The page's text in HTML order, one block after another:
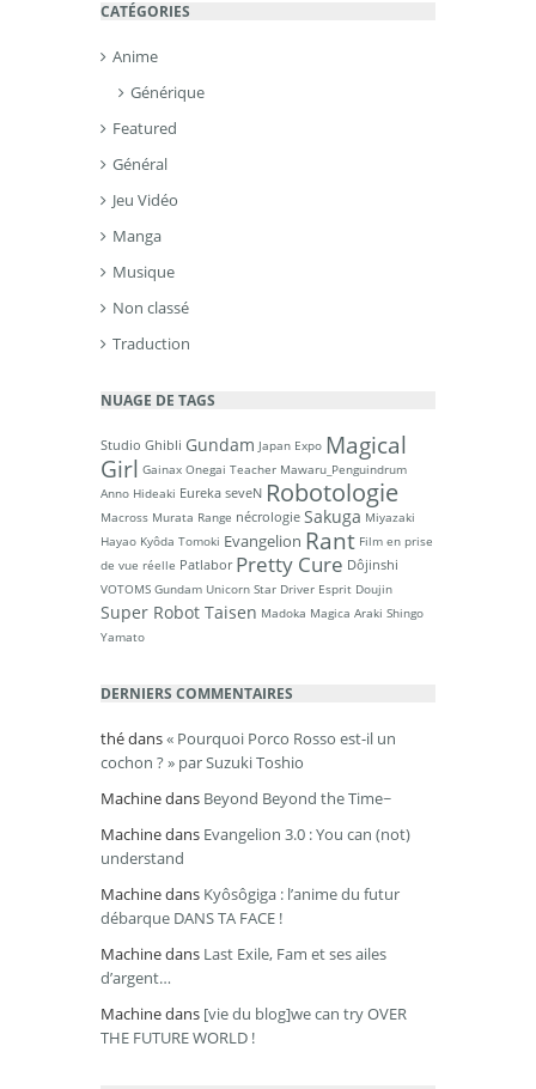
CATÉGORIES
Anime
Générique
Featured
Général
Jeu Vidéo
Manga
Musique
Non classé
Traduction
NUAGE DE TAGS
Studio Ghibli Gundam Japan Expo Magical
Girl Gainax Onegai Teacher Mawaru_Penguindrum
Anno Hideaki Eureka seveN Robotologie
Macross Murata Range nécrologie Sakuga Miyazaki
Hayao Kyôda Tomoki Evangelion Rant Film en prise
de vue réelle Patlabor Pretty Cure Dôjinshi
VOTOMS Gundam Unicorn Star Driver Esprit Doujin
Super Robot Taisen Madoka Magica Araki Shingo
Yamato
DERNIERS COMMENTAIRES
thédans« Pourquoi Porco Rosso est-il un
cochon ? » par Suzuki Toshio
Machinedans Beyond Beyond the Time~
Machinedans Evangelion 3.0 : You can (not)
understand
Machinedans Kyôsôgiga : l’anime du futur
débarque DANS TA FACE !
Machinedans Last Exile, Fam et ses ailes
d’argent…
Machinedans [vie du blog]we can try OVER
THE FUTURE WORLD !